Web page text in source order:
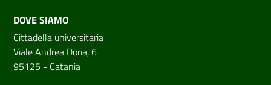
DOVE SIAMO
Cittadella universitaria
Viale Andrea Doria, 6
95125 - Catania